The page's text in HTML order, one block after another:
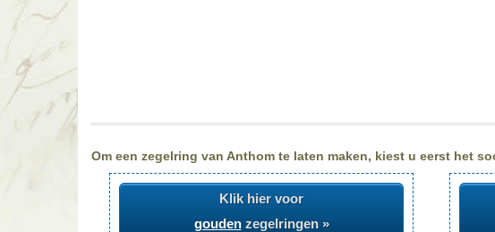
Om een zegelring van Anthom te laten maken, kiest u eerst het
Klik hier voor
goudenzegelringen »